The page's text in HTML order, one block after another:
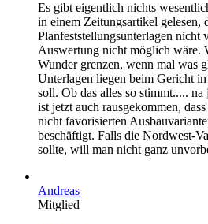
Es gibt eigentlich nichts
in einem Zeitungsartikel gelesen,
Planfeststellungsunterlagen nicht
Auswertung nicht möglich wäre.
Wunder grenzen, wenn mal was
Unterlagen liegen beim Gericht
soll. Ob das alles so stimmt.....
ist jetzt auch rausgekommen,
nicht favorisierten
beschäftigt. Falls die Nordwest-
sollte, will man nicht ganz
Andreas
Mitglied